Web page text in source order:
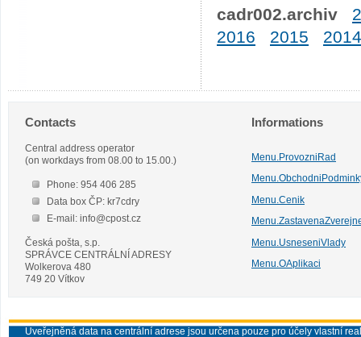
cadr002.archiv
2016
2015 2014
Contacts
Central address operator
(on workdays from 08.00 to 15.00.)
Phone: 954 406 285
Data box ČP: kr7cdry
E-mail: info@cpost.cz
Česká pošta, s.p.
SPRÁVCE CENTRÁLNÍ ADRESY
Wolkerova 480
749 20 Vítkov
Informations
Menu.ProvozniRad
Menu.Cenik
Menu.UsneseniVlady
Menu.OAplikaci
Uveřejněná data na centrální adrese jsou určena pouze pro účely vlastní